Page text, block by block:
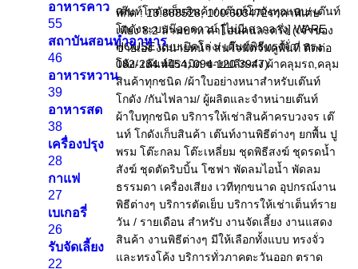
พิกัด : 13.888528, 100.603472ราคาพิเศษ
เพียง 8.2 ล้านบาท ค่าโอนคนละครึ่ง (เจ้าของ
ขายเอง งดนายหน้า สนใจนัดวันดูพื้นที่ ติดต่อ
082-234 4454, 094-120 3947)
อาหารคาว
55
สถาบันสอนทำอาหาร
46
อาหารหวาน
39
อาหารสด
38
เครื่องปรุง
28
กาแฟ
27
เบเกอรี่
26
รับจัดเลี้ยง
22